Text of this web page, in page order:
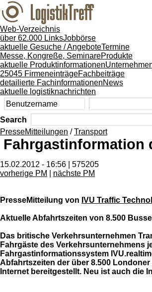
Web-Verzeichnis
über 62.000 LinksJobbörse
aktuelle Gesuche / AngeboteTermine
Messe, Kongreße, SeminareProdukte
aktuelle Produktinformationen
25045 FirmeneinträgeFachbeiträge
detailierte FachinformationenNews
aktuelle logistiknachrichten
Search
PresseMitteilungen /Transport
Fahrgastinformation
15.02.2012 - 16:56 | 575205
vorherige PM
nächste PM
PresseMitteilung von IVU Traffic
Aktuelle Abfahrtszeiten von 8.500
Das britische Verkehrsunternehmen
Fahrgäste des Verkehrsunternehmens
Fahrgastinformationssystem
Abfahrtszeiten der über 8.500
Internet bereitgestellt. Neu ist auch die